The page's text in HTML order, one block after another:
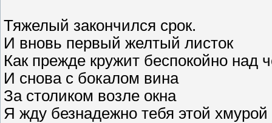
Тяжелый закончился срок.
И вновь первый желтый листок
Как прежде кружит беспокойно над
И снова с бокалом вина
За столиком возле окна
Я жду безнадежно тебя этой